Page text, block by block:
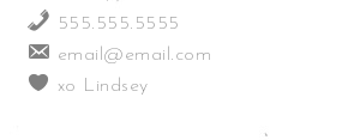
555.555.5555
email@email.com
xo Lindsey